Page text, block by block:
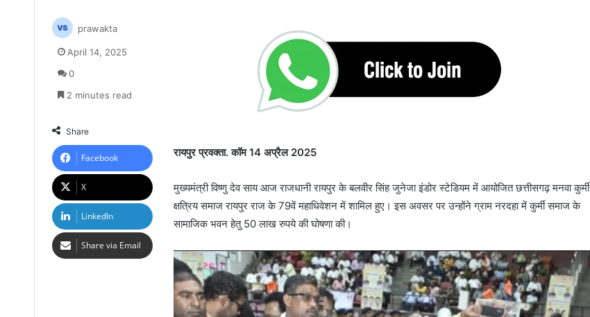
रायपुर प्रवक्ता. कॉम 14 अप्रैल 2025
मुख्यमंत्री विष्णु देव साय आज राजधानी रायपुर के बलवीर सिंह जुनेजा इंडोर स्टेडियम में आयोजित छत्तीसगढ़ मनवा कुर्मी
क्षत्रिय समाज रायपुर राज के 79वें महाधिवेशन में शामिल हुए। इस अवसर पर उन्होंने ग्राम नरदहा में कुर्मी समाज के
सामाजिक भवन हेतु 50 लाख रुपये की घोषणा की।
prawakta
April 14, 2025
0
2 minutes read
Share
Facebook
X
LinkedIn
Share via Email